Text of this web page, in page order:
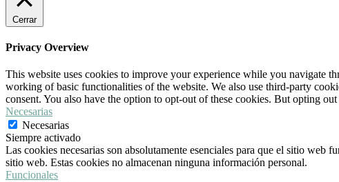
Cerrar
Privacy Overview
This website uses cookies to improve your experience while you navigate
working of basic functionalities of the website. We also use third-party
consent. You also have the option to opt-out of these cookies. But opting
Necesarias
Necesarias
Siempre activado
Las cookies necesarias son absolutamente esenciales para que el sitio web
sitio web. Estas cookies no almacenan ninguna información personal.
Funcionales